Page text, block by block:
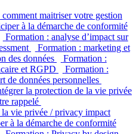
maitriser votre gestion
à la démarche de conformité
Formation : analyse d’impact sur
Formation : marketing et
des données
Formation :
et RGPD
Formation :
de données personnelles
la protection de la vie privée
rappelé
vie privée / privacy impact
à la démarche de conformité